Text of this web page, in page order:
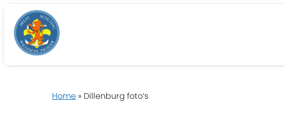
Home » Dillenburg foto’s